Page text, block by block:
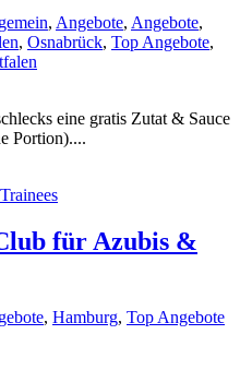
, Angebote, Angebote,
, Osnabrück, Top Angebote,
eine gratis Zutat & Sauce
Portion)....
für Azubis &
, Hamburg, Top Angebote